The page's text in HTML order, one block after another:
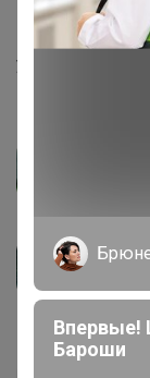
Мимоза,
В четверг с
уже по ЦР 🍬
Впервые!
Бароши